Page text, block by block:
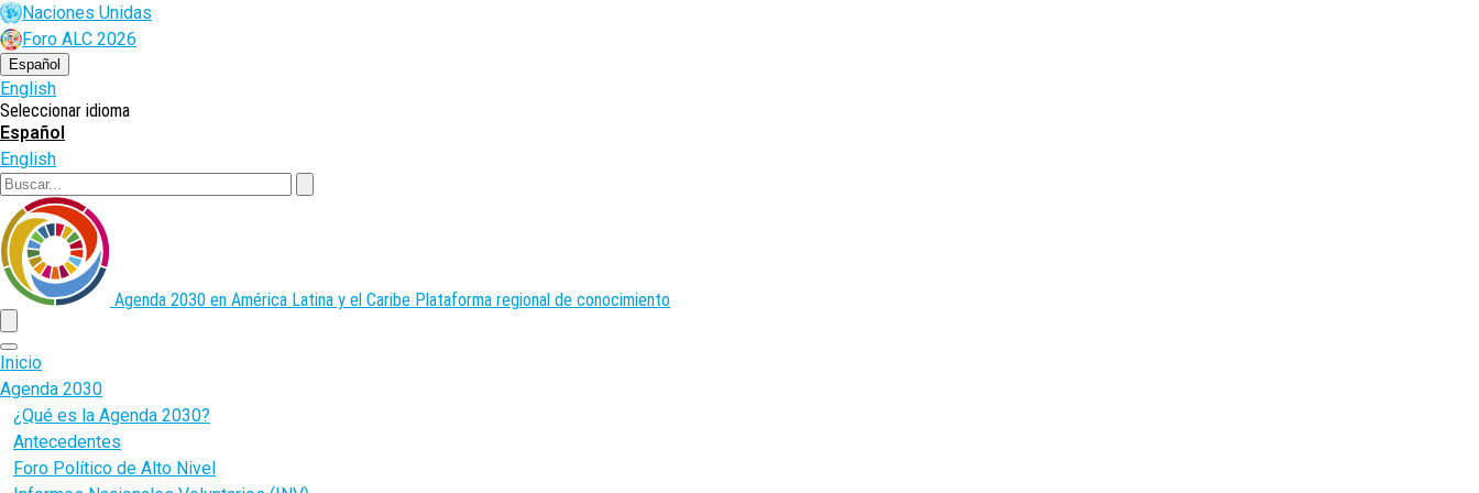
Pasar
al
contenido
principal
Naciones Unidas
Foro ALC 2026
Español
English
Seleccionar idioma
Español
English
Agenda 2030 en América Latina y el Caribe Plataforma regional de conocimiento
menu
Inicio
Agenda 2030
¿Qué es la Agenda 2030?
Antecedentes
Foro Político de Alto Nivel